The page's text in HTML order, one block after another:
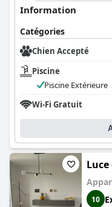
Information
Catégories
Chien Accepté
Piscine
Piscine Extérieure
Wi-Fi Gratuit
10